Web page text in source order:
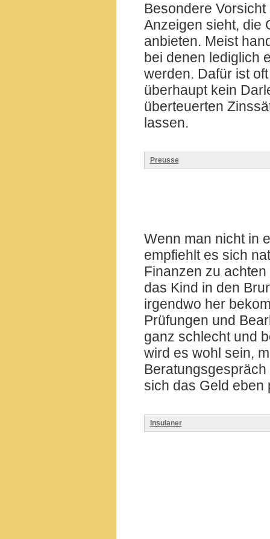
Besondere
Anzeigen sieht, die
anbieten. Meist
bei denen lediglich
werden. Dafür ist
überhaupt kein
überteuerten
lassen.
Preusse
Wenn man nicht in
empfiehlt es sich
Finanzen zu
das Kind in den
irgendwo her
Prüfungen und
ganz schlecht und
wird es wohl sein,
sich das Geld eben
Insulaner